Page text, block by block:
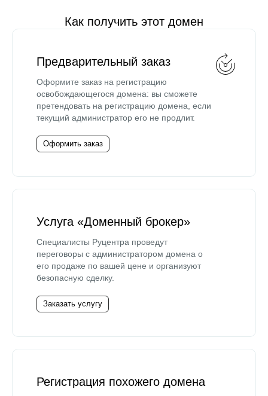
Как получить этот домен
Предварительный заказ
Оформите заказ на регистрацию
освобождающегося домена: вы сможете
претендовать на регистрацию домена, если
текущий администратор его не продлит.
Оформить заказ
Услуга «Доменный брокер»
Специалисты Руцентра проведут
переговоры с администратором домена о
его продаже по вашей цене и организуют
безопасную сделку.
Заказать услугу
Регистрация похожего домена